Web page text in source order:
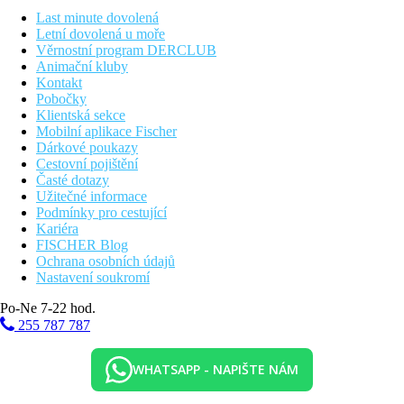
hlavní restaurace
bar
snack bar
bar u bazénu
obchod se suvenýry
Wi-Fi na recepci (zdarma)
kadeřnictví
2 bazény (lehátka a slunečníky zdarma, osušky oproti
kauci)
vnitřní bazén
amfiteater
dětský bazén
miniclub
dětské hřiště
diskotéka (poplatek)
tobogán
trezor na recepci (za poplatek)
Popis pláže
písčitá
Sportovní aktivity zdarma
animační programy
Last minute dovolená
Letní dovolená u moře
Věrnostní program DERCLUB
Animační kluby
Kontakt
Pobočky
Klientská sekce
Mobilní aplikace Fischer
Dárkové poukazy
Cestovní pojištění
Časté dotazy
Užitečné informace
Podmínky pro cestující
Kariéra
FISCHER Blog
Ochrana osobních údajů
Nastavení soukromí
Po-Ne 7-22 hod.
255 787 787
WHATSAPP - NAPIŠTE NÁM